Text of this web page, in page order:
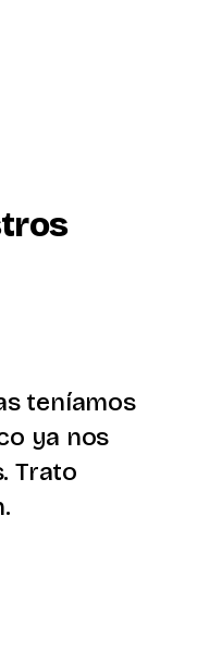
teníamos
ya nos
Trato